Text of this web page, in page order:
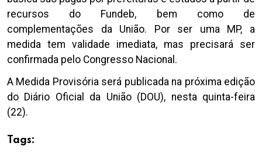
recursos do Fundeb, bem como de
complementações da União. Por ser uma MP, a
medida tem validade imediata, mas precisará ser
confirmada pelo Congresso Nacional.
A Medida Provisória será publicada na próxima edição
do Diário Oficial da União (DOU), nesta quinta-feira
(22).
Tags: